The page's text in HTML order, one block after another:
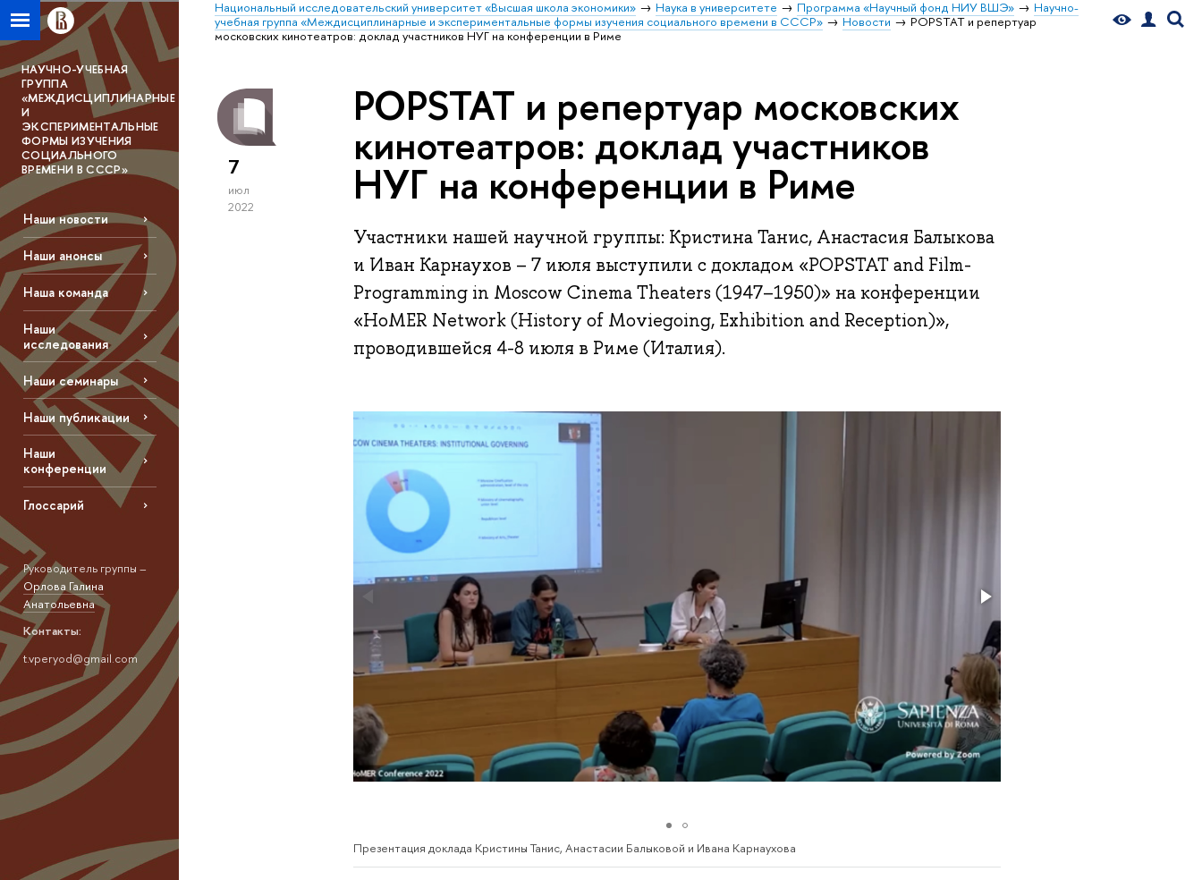
Национальный исследовательский университет «Высшая школа экономики» Наука в университете Программа «Научный фонд НИУ ВШЭ»
Научно-
учебная группа «Междисциплинарные и экспериментальные формы изучения социального времени в СССР»
Новости
POPSTAT и репертуар
московских кинотеатров: доклад участников НУГ на конференции в Риме
НАУЧНО-УЧЕБНАЯ
ГРУППА
«МЕЖДИСЦИПЛИНАРНЫЕ
И
ЭКСПЕРИМЕНТАЛЬНЫЕ
ФОРМЫ ИЗУЧЕНИЯ
СОЦИАЛЬНОГО
ВРЕМЕНИ В СССР»
Наши новости
Наши анонсы
Наша команда
Наши
исследования
Наши семинары
Наши публикации
Наши
конференции
Глоссарий
Руководитель группы –
Орлова Галина
Анатольевна
Контакты:
t.vperyod@gmail.com
7
июл
2022
POPSTAT и репертуар московских
кинотеатров: доклад участников
НУГ на конференции в Риме
Участники нашей научной группы: Кристина Танис, Анастасия Балыкова
и Иван Карнаухов – 7 июля выступили с докладом «POPSTAT and Film-
Programming in Moscow Cinema Theaters (1947–1950)» на конференции
«HoMER Network (History of Moviegoing, Exhibition and Reception)»,
проводившейся 4-8 июля в Риме (Италия).
Презентация доклада Кристины Танис, Анастасии Балыковой и Ивана Карнаухова